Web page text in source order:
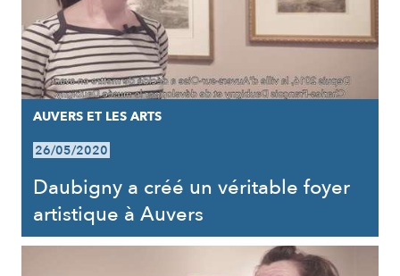
AUVERS ET LES ARTS
26/05/2020
Daubigny a créé un véritable foyer
artistique à Auvers